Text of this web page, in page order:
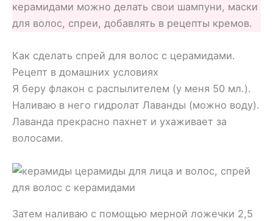
керамидами можно делать свои шампуни, маски
для волос, спреи, добавлять в рецепты кремов.
Как сделать спрей для волос с церамидами.
Рецепт в домашних условиях
Я беру флакон с распылителем (у меня 50 мл.).
Наливаю в него гидролат Лаванды (можно воду).
Лаванда прекрасно пахнет и ухаживает за
волосами.
Затем наливаю с помощью мерной ложечки 2,5